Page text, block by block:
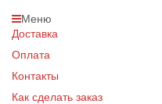
Меню
Доставка
Оплата
Контакты
Как сделать заказ